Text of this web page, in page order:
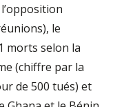
le
morts selon la
(chiffre par la
de 500 tués) et